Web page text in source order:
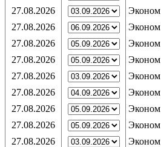
27.08.2026
Эконом
27.08.2026
Эконом
27.08.2026
Эконом
27.08.2026
Эконом
27.08.2026
Эконом
27.08.2026
Эконом
27.08.2026
Эконом
27.08.2026
Эконом
27.08.2026
Эконом